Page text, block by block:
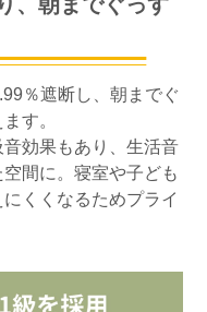
％遮断し、朝までぐ
す。
効果もあり、生活音
間に。寝室や子ども
くくなるためプライ